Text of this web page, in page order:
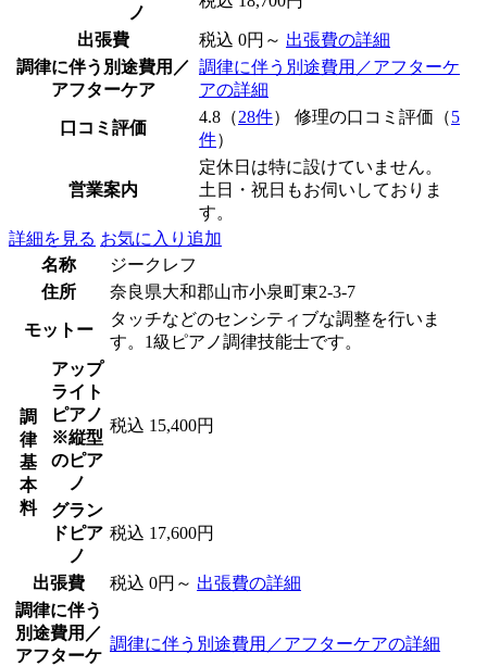
ノ
出張費 税込 0円～ 出張費の詳細
調律に伴う別途費用／
アフターケア
調律に伴う別途費用／アフターケ
アの詳細
口コミ評価
4.8（28件） 修理の口コミ評価（5
件）
営業案内
定休日は特に設けていません。
土日・祝日もお伺いしておりま
す。
詳細を見る お気に入り追加
名称
ジークレフ
住所
奈良県大和郡山市小泉町東2-3-7
モットー
タッチなどのセンシティブな調整を行いま
す。1級ピアノ調律技能士です。
調
律
基
本
料
アップ
ライト
ピアノ
※縦型
のピア
ノ
税込 15,400円
グラン
ドピア
ノ
税込 17,600円
出張費 税込 0円～ 出張費の詳細
調律に伴う
別途費用／
アフターケ
調律に伴う別途費用／アフターケアの詳細